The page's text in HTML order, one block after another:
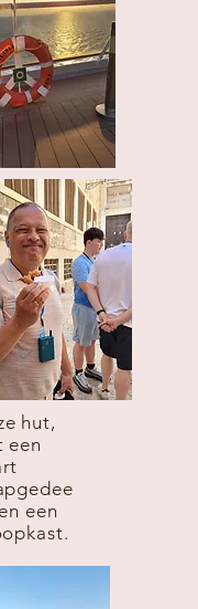
hut,
een
een